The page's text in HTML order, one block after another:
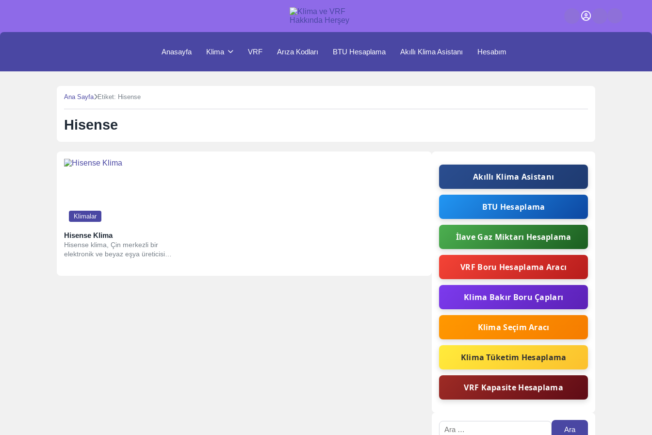
Anasayfa Klima VRF Arıza Kodları BTU Hesaplama Akıllı Klima Asistanı Hesabım
Ana Sayfa Etiket: Hisense
Hisense
Klimalar
Hisense Klima
Hisense klima, Çin merkezli bir
elektronik ve beyaz eşya üreticisi
Akıllı Klima Asistanı
BTU Hesaplama
İlave Gaz Miktarı Hesaplama
VRF Boru Hesaplama Aracı
Klima Bakır Boru Çapları
Klima Seçim Aracı
Klima Tüketim Hesaplama
VRF Kapasite Hesaplama
Arama: